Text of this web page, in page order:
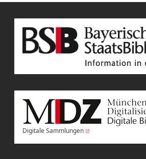
Digitale Sammlungen